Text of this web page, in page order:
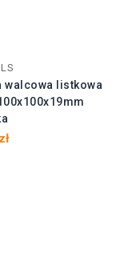
walcowa listkowa